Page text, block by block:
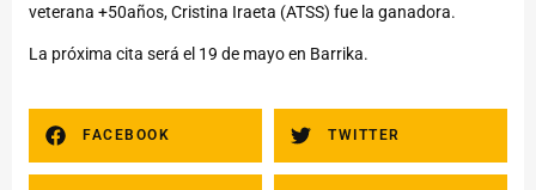
veterana +50años, Cristina Iraeta (ATSS) fue la ganadora.
La próxima cita será el 19 de mayo en Barrika.
FACEBOOK TWITTER